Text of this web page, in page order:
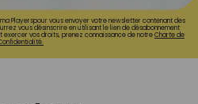
Playerspour vous envoyer votre newsletter contenant des
vous désinscrire en utilisant le lien de désabonnement
exercer vos droits, prenez connaissance de notreCharte de